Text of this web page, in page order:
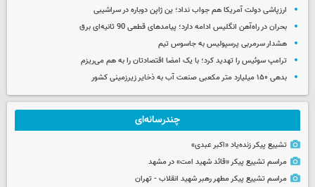
ارزپاشی دولت آمریکا هم جواب نداد؛ ین ژاپن دوباره در سراشیبی
بحران در راه‌آهن انگلیس ادامه دارد؛ پیامدهای قطعی 90 ثانیه‌ای برق
هشدار سرمربی پرسپولیس به جاسوس تیم
ترامپ سوئیس را تهدید کرد؛ با یک امضا اقتصادتان را به هم می‌ریزم
بدهی ۱۵۰ میلیارد متر مکعبی صنعت آب به ذخایر زیرزمینی کشور
چندرسانه‌ای
تشییع پیکر زنده‌یاد «اکبر عبدی»
مراسم تشییع پیکر «قائد شهید امت» در مشهد
مراسم تشییع پیکر مطهر رهبر شهید انقلاب - تهران